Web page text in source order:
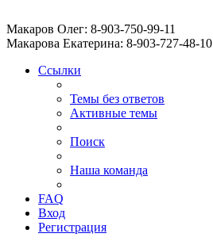
Макаров Олег: 8-903-750-99-11
Макарова Екатерина: 8-903-727-48-10
Ссылки
Темы без ответов
Активные темы
Поиск
Наша команда
FAQ
Вход
Регистрация